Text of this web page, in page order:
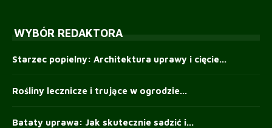
WYBÓR REDAKTORA
Starzec popielny: Architektura uprawy i cięcie...
Rośliny lecznicze i trujące w ogrodzie...
Bataty uprawa: Jak skutecznie sadzić i...